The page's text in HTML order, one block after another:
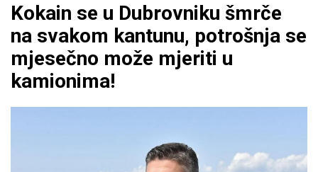
Kokain se u Dubrovniku šmrče
na svakom kantunu, potrošnja se
mjesečno može mjeriti u
kamionima!